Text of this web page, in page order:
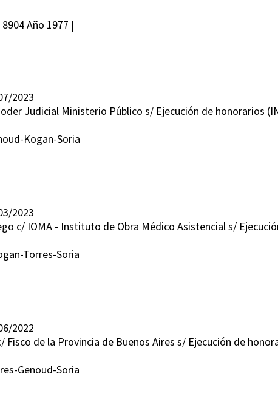
8904 Año 1977 |
2023
Judicial Ministerio Público s/ Ejecución de honorarios
Kogan-Soria
2023
c/ IOMA - Instituto de Obra Médico Asistencial s/
Torres-Soria
2022
Fisco de la Provincia de Buenos Aires s/ Ejecución de
Genoud-Soria